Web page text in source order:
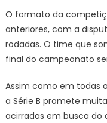
O formato da
anteriores, com a
rodadas. O time que
final do campeonato
Assim como em todas
a Série B promete
acirradas em busca do